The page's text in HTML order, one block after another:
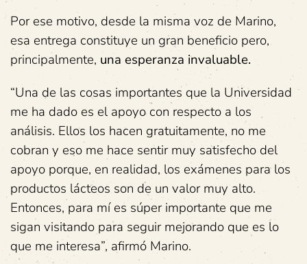
Por ese motivo, desde la misma voz de Marino,
esa entrega constituye un gran beneficio pero,
principalmente, una esperanza invaluable.
“Una de las cosas importantes que la Universidad
me ha dado es el apoyo con respecto a los
análisis. Ellos los hacen gratuitamente, no me
cobran y eso me hace sentir muy satisfecho del
apoyo porque, en realidad, los exámenes para los
productos lácteos son de un valor muy alto.
Entonces, para mí es súper importante que me
sigan visitando para seguir mejorando que es lo
que me interesa”, afirmó Marino.